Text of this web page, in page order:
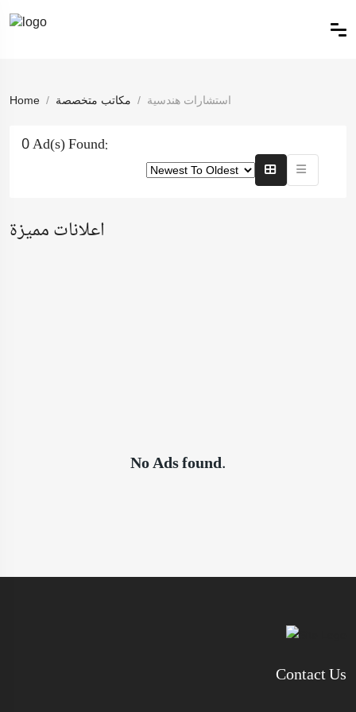
Home مكاتب متخصصة استشارات هندسية
0 Ad(s) Found:
اعلانات مميزة
No Ads found.
Contact Us